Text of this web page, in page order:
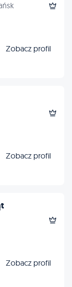
Zobacz profil
Zobacz profil
Zobacz profil